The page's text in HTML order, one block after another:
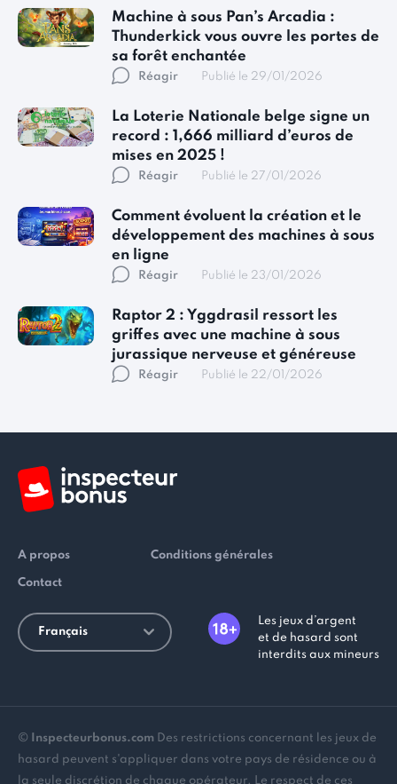
Machine à sous Pan’s Arcadia :
Thunderkick vous ouvre les portes de
sa forêt enchantée
Réagir Publié le 29/01/2026
La Loterie Nationale belge signe un
record : 1,666 milliard d’euros de
mises en 2025 !
Réagir Publié le 27/01/2026
Comment évoluent la création et le
développement des machines à sous
en ligne
Réagir Publié le 23/01/2026
Raptor 2 : Yggdrasil ressort les
griffes avec une machine à sous
jurassique nerveuse et généreuse
Réagir Publié le 22/01/2026
A propos
Contact
Conditions générales
Français
Les jeux d’argent
et de hasard sont
interdits aux mineurs
© Inspecteurbonus.com Des restrictions concernant les jeux de
hasard peuvent s'appliquer dans votre pays de résidence ou à
la seule discrétion de chaque opérateur. Le respect de ces